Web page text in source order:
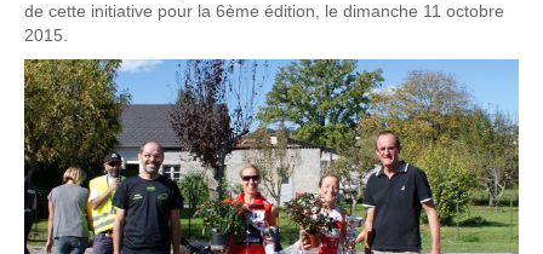
de cette initiative pour la 6ème édition, le dimanche 11 octobre
2015.